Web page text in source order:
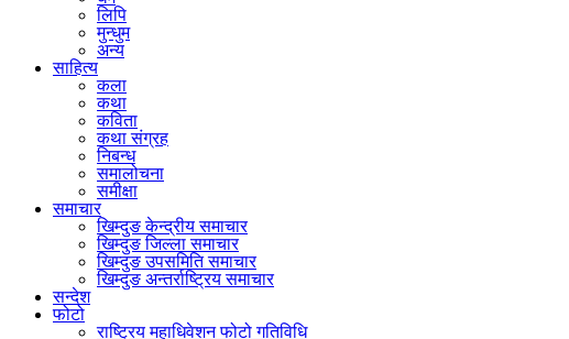
लिपि
मुन्धुम
अन्य
साहित्य
कला
कथा
कविता
कथा संग्रह
निबन्ध
समालोचना
समीक्षा
समाचार
खिम्दुङ केन्द्रीय समाचार
खिम्दुङ जिल्ला समाचार
खिम्दुङ उपसमिति समाचार
खिम्दुङ अन्तर्राष्ट्रिय समाचार
सन्देश
फोटो
राष्ट्रिय महाधिवेशन फोटो गतिविधि